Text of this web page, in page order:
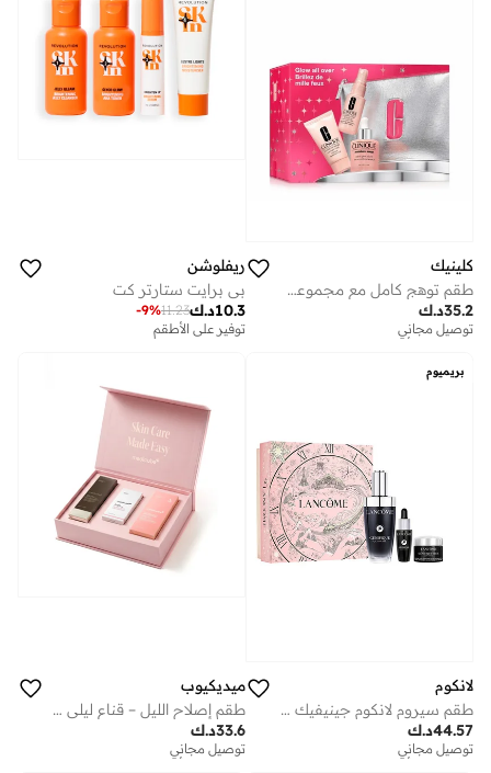
كلينيك
طقم توهج كامل مع مجموعة مويسچر سيرج
د.ك35.2
توصيل مجاني
توفير على الأطقم
توفير على الأطقم
ريفلوشن
بي برايت ستارتر كت
د.ك10.3
11.23
-9%
توفير على الأطقم
بريميوم
لانكوم
طقم سيروم لانكوم جينيفيك ألتيميت – إصدار محدود للعطلات
د.ك44.57
توصيل مجاني
توفير على الأطقم
ميديكيوب
طقم إصلاح الليل – قناع ليلي لشد الكولاجين + سيروم ديب فيتا أ بالريتينول + سيروم بي دي آر إن ببتيد وردي 30 مل
د.ك33.6
توصيل مجاني
توفير على الأطقم